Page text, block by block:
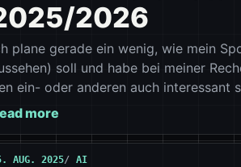
2026
plane gerade ein wenig, wie mein
soll und habe bei meiner
ein- oder anderen auch interessant
more
AUG. 2025 AI